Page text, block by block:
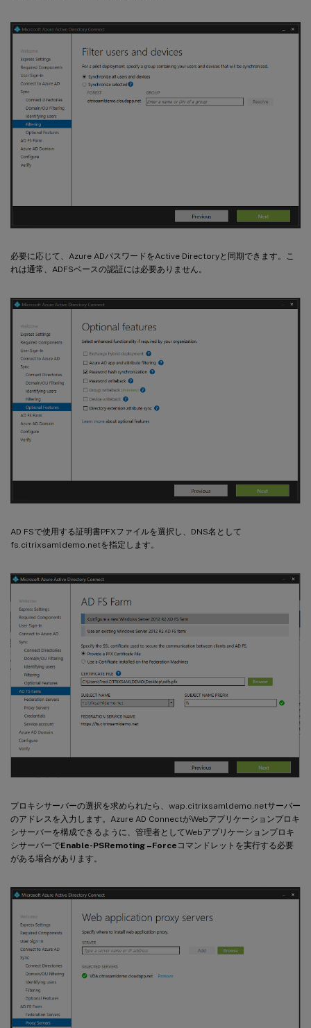
必要に応じて、Azure ADパスワードをActive Directoryと同期できます。こ
れは通常、ADFSベースの認証には必要ありません。
AD FSで使用する証明書PFXファイルを選択し、DNS名として
fs.citrixsamldemo.netを指定します。
プロキシサーバーの選択を求められたら、wap.citrixsamldemo.netサーバー
のアドレスを入力します。Azure AD ConnectがWebアプリケーションプロキ
シサーバーを構成できるように、管理者としてWebアプリケーションプロキ
シサーバーでEnable-PSRemoting –Force コマンドレットを実行する必要
がある場合があります。